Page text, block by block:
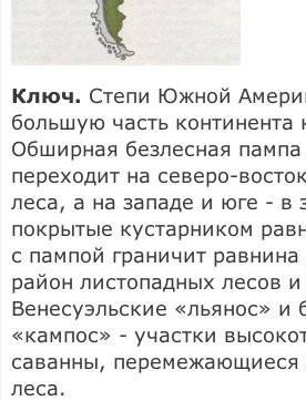
Ключ. Степи Южной
большую часть континента
Обширная безлесная пампа
переходит на северо-
леса, а на западе и юге - в
покрытые кустарником
с пампой граничит
район листопадных лесов
Венесуэльские «льянос» и
«кампос» - участки
саванны, перемежающиеся
леса.